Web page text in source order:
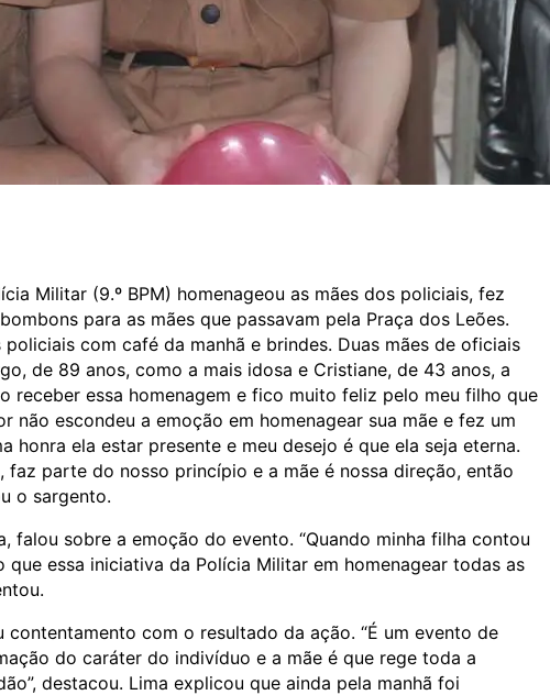
Militar (9.º BPM) homenageou as mães dos policiais, fez
para as mães que passavam pela Praça dos Leões.
com café da manhã e brindes. Duas mães de oficiais
de 89 anos, como a mais idosa e Cristiane, de 43 anos, a
receber essa homenagem e fico muito feliz pelo meu filho que
não escondeu a emoção em homenagear sua mãe e fez um
honra ela estar presente e meu desejo é que ela seja eterna.
parte do nosso princípio e a mãe é nossa direção, então
o sargento.
falou sobre a emoção do evento. “Quando minha filha contou
essa iniciativa da Polícia Militar em homenagear todas as
com o resultado da ação. “É um evento de
do caráter do indivíduo e a mãe é que rege toda a
destacou. Lima explicou que ainda pela manhã foi